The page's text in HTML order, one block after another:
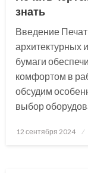
знать
Введение
архитектурных
бумаги
комфортом в
обсудим
выбор
Posted
12 сентября 2024